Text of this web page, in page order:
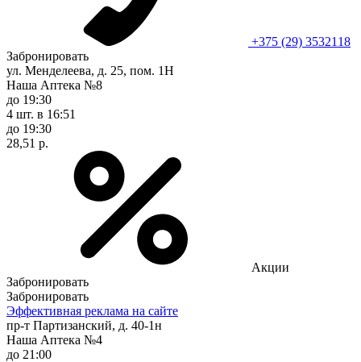
+375 (29) 3532118
Забронировать
ул. Менделеева, д. 25, пом. 1Н
Наша Аптека №8
до 19:30
4 шт. в 16:51
до 19:30
28,51 р.
Акции
Забронировать
Забронировать
Эффективная реклама на сайте
пр-т Партизанский, д. 40-1н
Наша Аптека №4
до 21:00